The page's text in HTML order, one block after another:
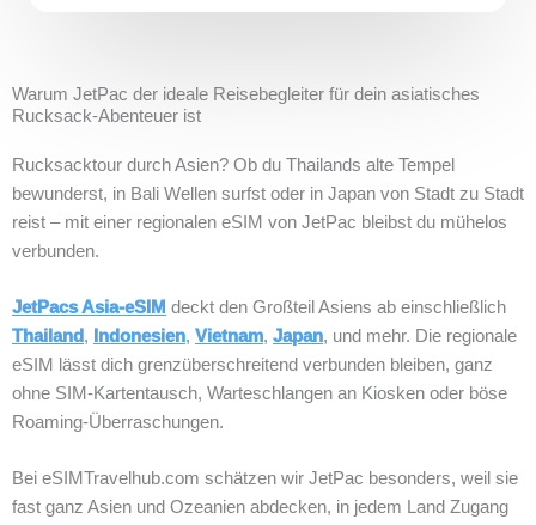
Warum JetPac der ideale Reisebegleiter für dein asiatisches
Rucksack‑Abenteuer ist
Rucksacktour durch Asien? Ob du Thailands alte Tempel
bewunderst, in Bali Wellen surfst oder in Japan von Stadt zu Stadt
reist – mit einer regionalen eSIM von JetPac bleibst du mühelos
verbunden.
JetPacs Asia‑eSIM deckt den Großteil Asiens ab einschließlich
Thailand , Indonesien, Vietnam, Japan, und mehr. Die regionale
eSIM lässt dich grenzüberschreitend verbunden bleiben, ganz
ohne SIM‑Kartentausch, Warteschlangen an Kiosken oder böse
Roaming‑Überraschungen.
Bei eSIMTravelhub.com schätzen wir JetPac besonders, weil sie
fast ganz Asien und Ozeanien abdecken, in jedem Land Zugang